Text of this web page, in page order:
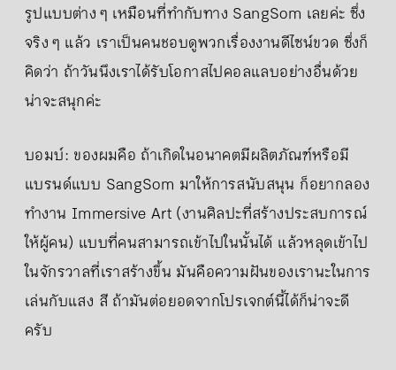
รูปแบบต่าง ๆ เหมือนที่ทำกับทาง SangSom เลยค่ะ ซึ่ง
จริง ๆ แล้ว เราเป็นคนชอบดูพวกเรื่องงานดีไซน์ขวด ซึ่งก็
คิดว่า ถ้าวันนึงเราได้รับโอกาสไปคอลแลบอย่างอื่นด้วย
น่าจะสนุกค่ะ
บอมบ์: ของผมคือ ถ้าเกิดในอนาคตมีผลิตภัณฑ์หรือมี
แบรนด์แบบ SangSom มาให้การสนับสนุน ก็อยากลอง
ทำงาน Immersive Art (งานศิลปะที่สร้างประสบการณ์
ให้ผู้คน) แบบที่คนสามารถเข้าไปในนั้นได้ แล้วหลุดเข้าไป
ในจักรวาลที่เราสร้างขึ้น มันคือความฝันของเรานะในการ
เล่นกับแสง สี ถ้ามันต่อยอดจากโปรเจกต์นี้ได้ก็น่าจะดี
ครับ